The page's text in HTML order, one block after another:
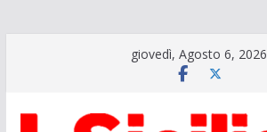
giovedì, Agosto 6, 2026